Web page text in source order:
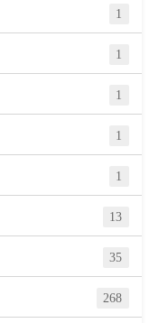
1
1
1
1
1
13
35
268